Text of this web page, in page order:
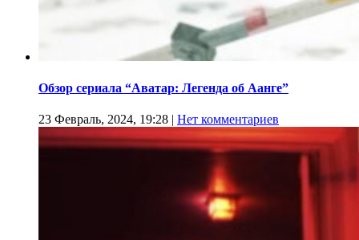
Обзор сериала “Аватар: Легенда об Аанге”
23 Февраль, 2024, 19:28 | Нет комментариев